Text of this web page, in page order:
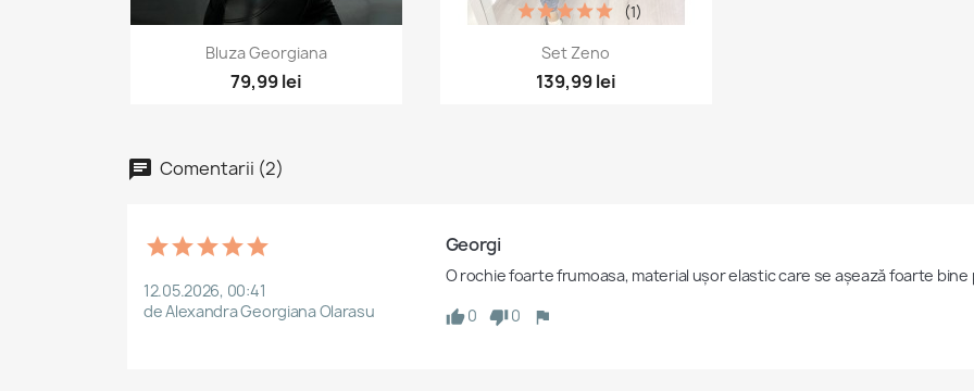
Vizualizare rapida
Bluza Georgiana
79,99 lei
Vizualizare rapida
Set Zeno
139,99 lei
(1)
Comentarii (2)
12.05.2026, 00:41
de Alexandra Georgiana Olarasu
Georgi
O rochie foarte frumoasa, material ușor elastic care se așează foarte bine
0
0